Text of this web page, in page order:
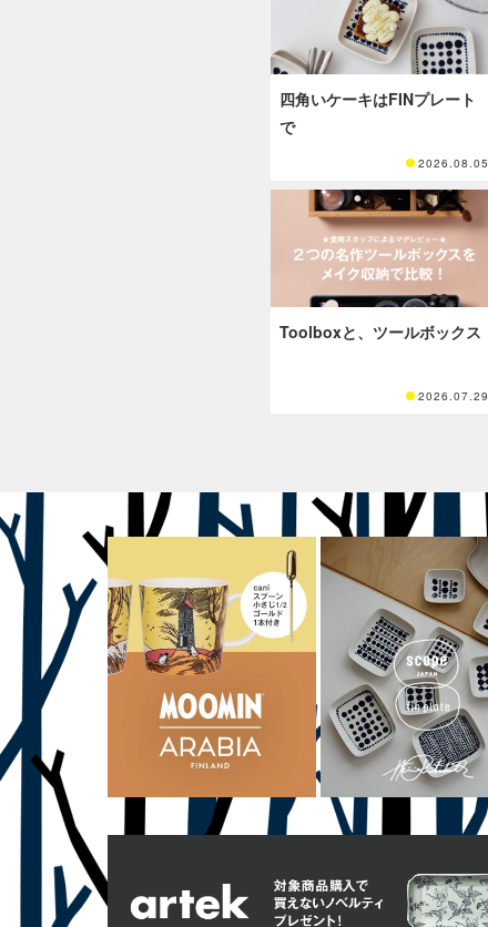
四角いケーキはFINプレート
で
2026.08.05
Toolboxと、ツールボックス
2026.07.29